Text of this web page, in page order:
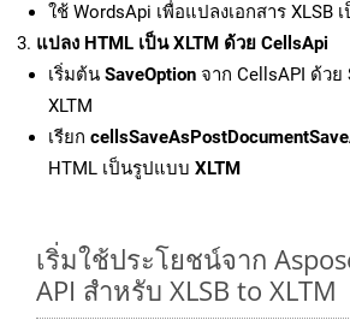
ใช้ WordsApi เพื่อแปลงเอกสาร XLSB
แปลง HTML เป็น XLTM ด้วย CellsApi
เริ่มต้น SaveOption จาก CellsAPI ด้วย
XLTM
เรียก
HTML เป็นรูปแบบ XLTM
เริ่มใช้ประโยชน์จาก
API สำหรับ XLSB to XLTM